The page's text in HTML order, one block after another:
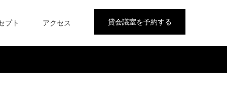
貸会議室を予約する
プト アクセス